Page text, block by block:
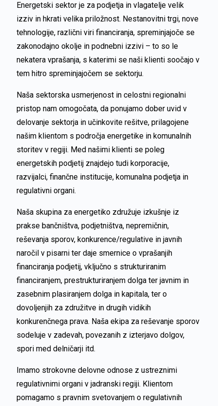
Energetski sektor je za podjetja in vlagatelje velik
izziv in hkrati velika priložnost. Nestanovitni trgi, nove
tehnologije, različni viri financiranja, spreminjajoče se
zakonodajno okolje in podnebni izzivi – to so le
nekatera vprašanja, s katerimi se naši klienti soočajo v
tem hitro spreminjajočem se sektorju.
Naša sektorska usmerjenost in celostni regionalni
pristop nam omogočata, da ponujamo dober uvid v
delovanje sektorja in učinkovite rešitve, prilagojene
našim klientom s področja energetike in komunalnih
storitev v regiji. Med našimi klienti se poleg
energetskih podjetij znajdejo tudi korporacije,
razvijalci, finančne institucije, komunalna podjetja in
regulativni organi.
Naša skupina za energetiko združuje izkušnje iz
prakse bančništva, podjetništva, nepremičnin,
reševanja sporov, konkurence/regulative in javnih
naročil v pisarni ter daje smernice o vprašanjih
financiranja podjetij, vključno s strukturiranim
financiranjem, prestrukturiranjem dolga ter javnim in
zasebnim plasiranjem dolga in kapitala, ter o
dovoljenjih za združitve in drugih vidikih
konkurenčnega prava. Naša ekipa za reševanje sporov
sodeluje v zadevah, povezanih z izterjavo dolgov,
spori med delničarji itd.
Imamo strokovne delovne odnose z ustreznimi
regulativnimi organi v jadranski regiji. Klientom
pomagamo s pravnim svetovanjem o regulativnih